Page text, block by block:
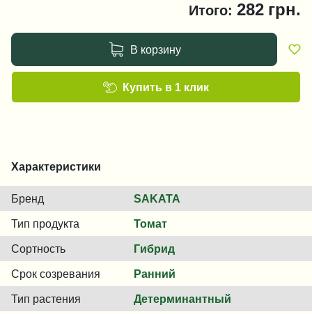
Итого: 282 грн.
В корзину
Купить в 1 клик
Характеристики
Бренд SAKATA
Тип продукта Томат
Сортность Гибрид
Срок созревания Ранний
Тип растения Детерминантный